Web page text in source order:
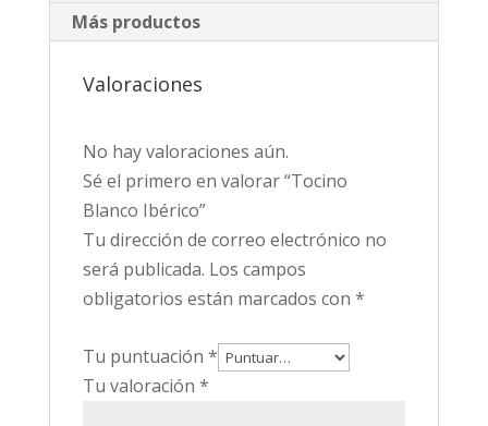
Más productos
Valoraciones
No hay valoraciones aún.
Sé el primero en valorar “Tocino
Blanco Ibérico”
Tu dirección de correo electrónico no
será publicada. Los campos
obligatorios están marcados con *
Tu puntuación *
Tu valoración *